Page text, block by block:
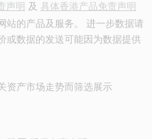
声明 及 具体香港产品免责声明
站的产品及服务。 进一步数据请
或数据的发送可能因为数据提供
资产市场走势而筛选展示